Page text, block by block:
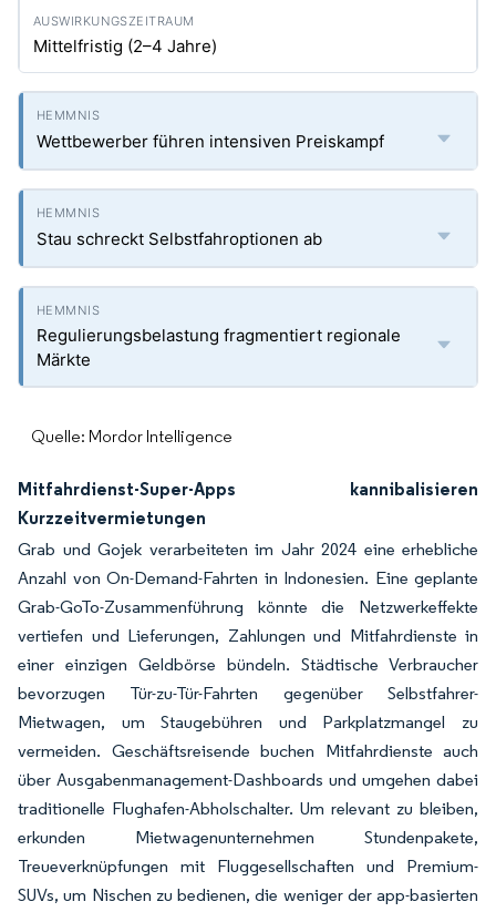
Mittelfristig (2–4 Jahre)
Wettbewerber führen intensiven Preiskampf
Stau schreckt Selbstfahroptionen ab
Regulierungsbelastung fragmentiert regionale
Märkte
Quelle: Mordor Intelligence
Mitfahrdienst-Super-Apps kannibalisieren
Kurzzeitvermietungen
Grab und Gojek verarbeiteten im Jahr 2024 eine erhebliche
Anzahl von On-Demand-Fahrten in Indonesien. Eine geplante
Grab-GoTo-Zusammenführung könnte die Netzwerkeffekte
vertiefen und Lieferungen, Zahlungen und Mitfahrdienste in
einer einzigen Geldbörse bündeln. Städtische Verbraucher
bevorzugen Tür-zu-Tür-Fahrten gegenüber Selbstfahrer-
Mietwagen, um Staugebühren und Parkplatzmangel zu
vermeiden. Geschäftsreisende buchen Mitfahrdienste auch
über Ausgabenmanagement-Dashboards und umgehen dabei
traditionelle Flughafen-Abholschalter. Um relevant zu bleiben,
erkunden Mietwagenunternehmen Stundenpakete,
Treueverknüpfungen mit Fluggesellschaften und Premium-
SUVs, um Nischen zu bedienen, die weniger der app-basierten